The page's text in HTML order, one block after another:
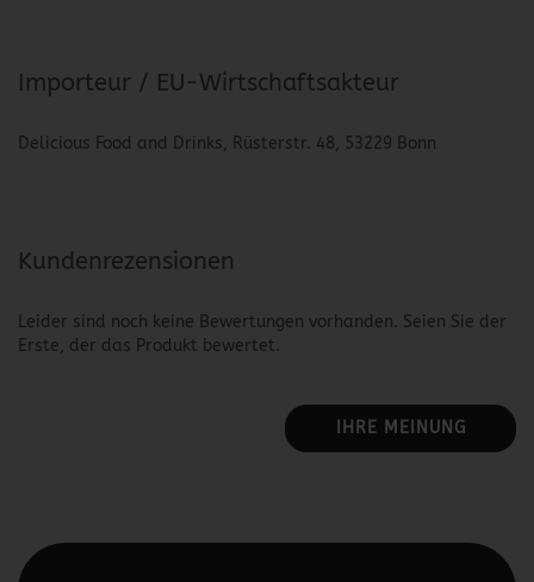
Importeur / EU-Wirtschaftsakteur
Delicious Food and Drinks, Rüsterstr. 48, 53229 Bonn
Kundenrezensionen
Leider sind noch keine Bewertungen vorhanden. Seien Sie der
Erste, der das Produkt bewertet.
IHRE MEINUNG